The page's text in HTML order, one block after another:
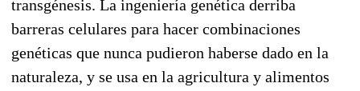
transgénesis. La ingeniería genética derriba
barreras celulares para hacer combinaciones
genéticas que nunca pudieron haberse dado en la
naturaleza, y se usa en la agricultura y alimentos